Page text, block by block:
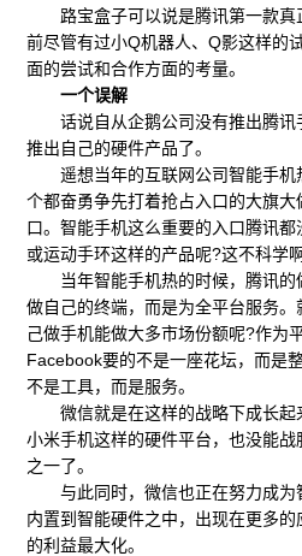
路宝盒子可以说是腾讯第一款真
前尽管有过小Q机器人、Q影这样的
面的尝试和合作方面的考量。
一个误解
话说自从企鹅公司没有推出腾讯
推出自己的硬件产品了。
遥想当年的互联网公司智能手机
个都奋勇争先打着抢占入口的大旗
口。智能手机这么重要的入口腾讯
或运动手环这样的产品呢?这不科学啊
当年智能手机热的时候，腾讯的
做自己的终端，而是为全平台服务
己做手机能做大多市场份额呢?作为
Facebook要的不是一座花坛，而是
不是工具，而是服务。
微信就是在这样的战略下成长起
小米手机这样的硬件平台，也没能
之一了。
与此同时，微信也正在努力成为
内置到智能硬件之中，出现在更多
的利益最大化。